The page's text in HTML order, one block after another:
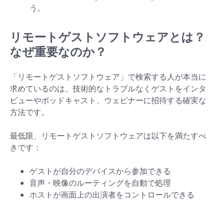
う。
リモートゲストソフトウェアとは？
なぜ重要なのか？
「リモートゲストソフトウェア」で検索する人が本当に
求めているのは、技術的なトラブルなくゲストをインタ
ビューやポッドキャスト、ウェビナーに招待する確実な
方法です。
最低限、リモートゲストソフトウェアは以下を満たすべ
きです：
ゲストが自分のデバイスから参加できる
音声・映像のルーティングを自動で処理
ホストが画面上の出演者をコントロールできる